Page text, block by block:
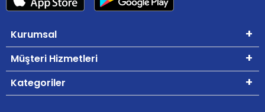
Kurumsal
Müşteri Hizmetleri
Kategoriler